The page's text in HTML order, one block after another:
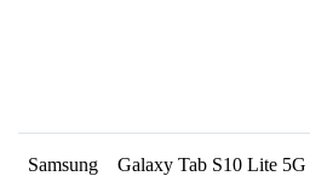
Samsung Galaxy Tab S10 Lite 5G